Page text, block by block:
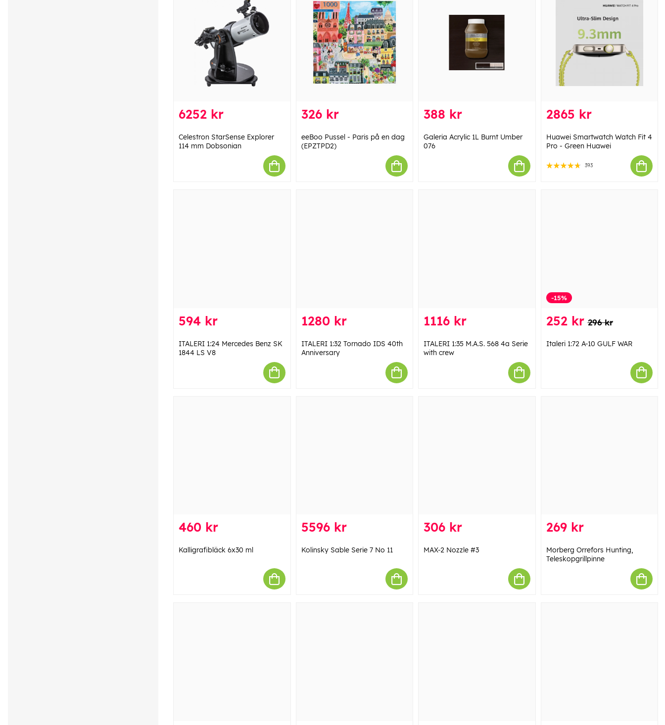
6252 kr
Celestron StarSense Explorer
114 mm Dobsonian
326 kr
eeBoo Pussel - Paris på en dag
(EPZTPD2)
388 kr
Galeria Acrylic 1L Burnt Umber
076
2865 kr
Huawei Smartwatch Watch Fit 4
Pro - Green Huawei
393
594 kr
ITALERI 1:24 Mercedes Benz SK
1844 LS V8
1280 kr
ITALERI 1:32 Tornado IDS 40th
Anniversary
1116 kr
ITALERI 1:35 M.A.S. 568 4a Serie
with crew
-15%
252 kr 296 kr
Italeri 1:72 A-10 GULF WAR
460 kr
Kalligrafibläck 6x30 ml
5596 kr
Kolinsky Sable Serie 7 No 11
306 kr
MAX-2 Nozzle #3
269 kr
Morberg Orrefors Hunting,
Teleskopgrillpinne